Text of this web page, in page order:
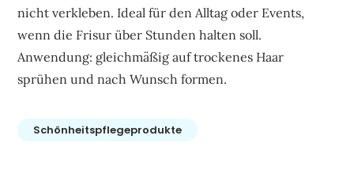
nicht verkleben. Ideal für den Alltag oder Events,
wenn die Frisur über Stunden halten soll.
Anwendung: gleichmäßig auf trockenes Haar
sprühen und nach Wunsch formen.
Schönheitspflegeprodukte